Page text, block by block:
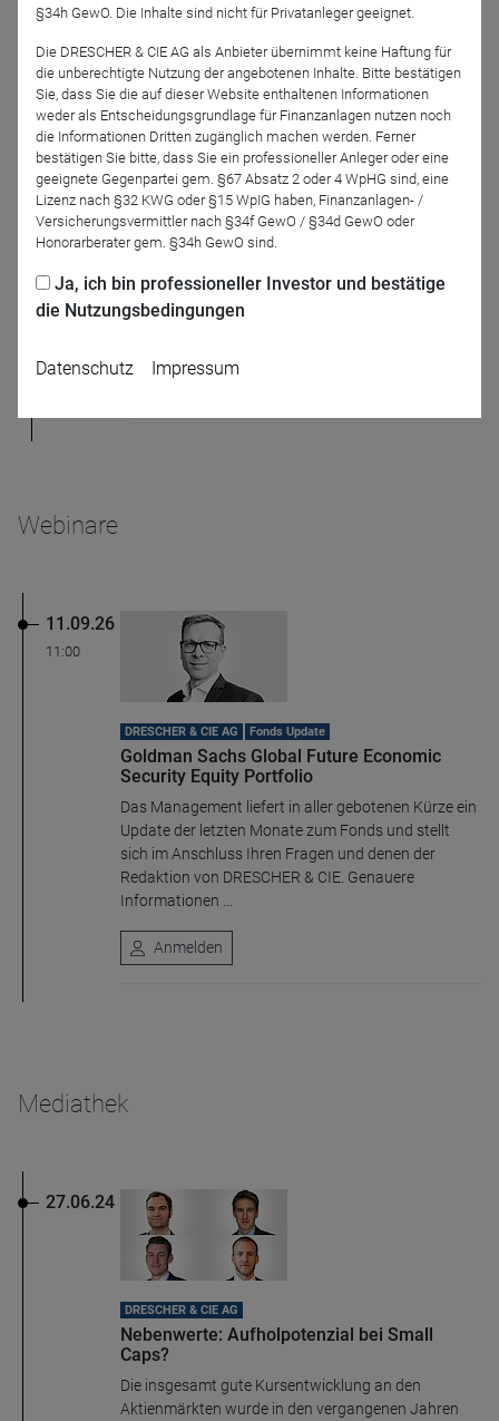
Partner News
20.12.
MARKET PULSE | SONDERAUSGABE – 10
FÜR 2023
makroökonomischer Wendepunkte werden wird,
Webinare
11.09.26
11:00
DRESCHER & CIE AG Fonds Update
Goldman Sachs Global Future Economic
Security Equity Portfolio
Das Management liefert in aller gebotenen Kürze ein
Update der letzten Monate zum Fonds und stellt
sich im Anschluss Ihren Fragen und denen der
Redaktion von DRESCHER & CIE. Genauere
Informationen ...
Anmelden
Mediathek
27.06.24
DRESCHER & CIE AG
Nebenwerte: Aufholpotenzial bei Small
Caps?
Die insgesamt gute Kursentwicklung an den
Aktienmärkten wurde in den vergangenen Jahren
§34h GewO. Die Inhalte sind nicht für Privatanleger geeignet.
Die DRESCHER & CIE AG als Anbieter übernimmt keine Haftung für
die unberechtigte Nutzung der angebotenen Inhalte. Bitte bestätigen
Sie, dass Sie die auf dieser Website enthaltenen Informationen
weder als Entscheidungsgrundlage für Finanzanlagen nutzen noch
die Informationen Dritten zugänglich machen werden. Ferner
bestätigen Sie bitte, dass Sie ein professioneller Anleger oder eine
geeignete Gegenpartei gem. §67 Absatz 2 oder 4 WpHG sind, eine
Lizenz nach §32 KWG oder §15 WpIG haben, Finanzanlagen- /
Versicherungsvermittler nach §34f GewO / §34d GewO oder
Honorarberater gem. §34h GewO sind.
Ja, ich bin professioneller Investor und bestätige
die Nutzungsbedingungen
Datenschutz Impressum
Zweck
Ablauf